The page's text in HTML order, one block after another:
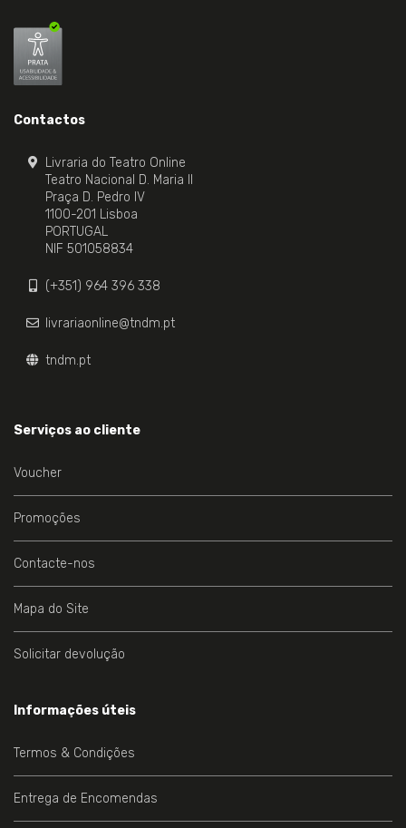
Contactos
Livraria do Teatro Online
Teatro Nacional D. Maria II
Praça D. Pedro IV
1100-201 Lisboa
PORTUGAL
NIF 501058834
(+351) 964 396 338
livrariaonline@tndm.pt
tndm.pt
Serviços ao cliente
Voucher
Promoções
Contacte-nos
Mapa do Site
Solicitar devolução
Informações úteis
Termos & Condições
Entrega de Encomendas